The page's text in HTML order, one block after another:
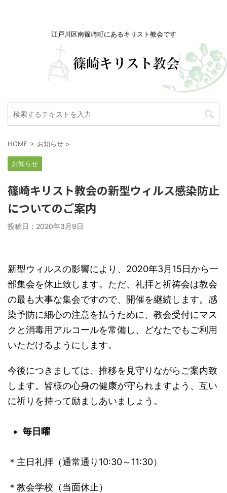
江戸川区南篠崎町にあるキリスト教会です
HOME > お知らせ >
お知らせ
篠崎キリスト教会の新型ウィルス感染防止
についてのご案内
投稿日： 2020年3月9日
新型ウィルスの影響により、2020年3月15日から一
部集会を休止致します。ただ、礼拝と祈祷会は教会
の最も大事な集会ですので、開催を継続します。感
染予防に細心の注意を払うために、教会受付にマス
クと消毒用アルコールを常備し、どなたでもご利用
いただけるようにします。
今後につきましては、推移を見守りながらご案内致
します。皆様の心身の健康が守られますよう、互い
に祈りを持って励ましあいましょう。
毎日曜
＊主日礼拝（通常通り10:30～11:30）
＊教会学校（当面休止）